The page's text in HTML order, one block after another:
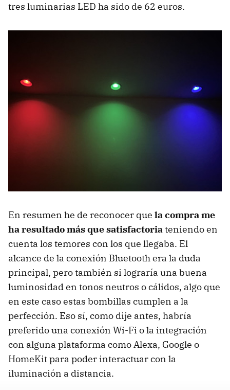
tres luminarias LED ha sido de 62 euros.
En resumen he de reconocer que la compra me
ha resultado más que satisfactoriateniendo en
cuenta los temores con los que llegaba. El
alcance de la conexión Bluetooth era la duda
principal, pero también si lograría una buena
luminosidad en tonos neutros o cálidos, algo que
en este caso estas bombillas cumplen a la
perfección. Eso sí, como dije antes, habría
preferido una conexión Wi-Fi o la integración
con alguna plataforma como Alexa, Google o
HomeKit para poder interactuar con la
iluminación a distancia.